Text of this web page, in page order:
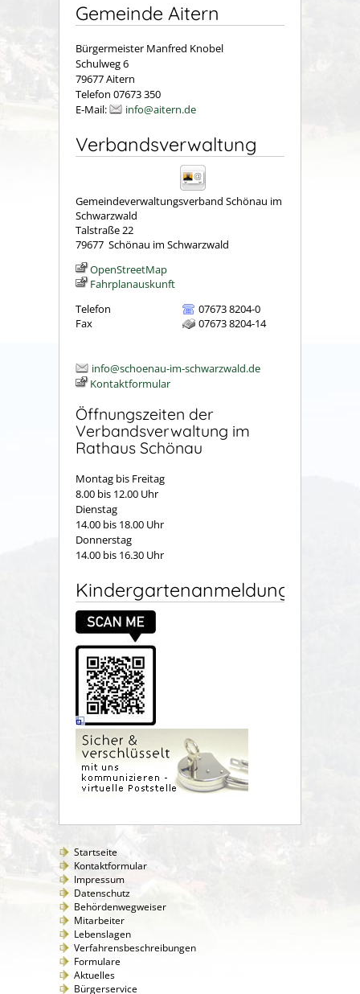
Gemeinde Aitern
Bürgermeister Manfred Knobel
Schulweg 6
79677 Aitern
Telefon 07673 350
E-Mail:
info@aitern.de
Verbandsverwaltung
Gemeindeverwaltungsverband Schönau im
Schwarzwald
Talstraße 22
79677 Schönau im Schwarzwald
OpenStreetMap
Fahrplanauskunft
Telefon
07673 8204-0
Fax
07673 8204-14
info@schoenau-im-schwarzwald.de
Kontaktformular
Öffnungszeiten der
Verbandsverwaltung im
Rathaus Schönau
Montag bis Freitag
8.00 bis 12.00 Uhr
Dienstag
14.00 bis 18.00 Uhr
Donnerstag
14.00 bis 16.30 Uhr
Kindergartenanmeldung
Startseite
Kontaktformular
Impressum
Datenschutz
Behördenwegweiser
Mitarbeiter
Lebenslagen
Verfahrensbeschreibungen
Formulare
Aktuelles
Bürgerservice